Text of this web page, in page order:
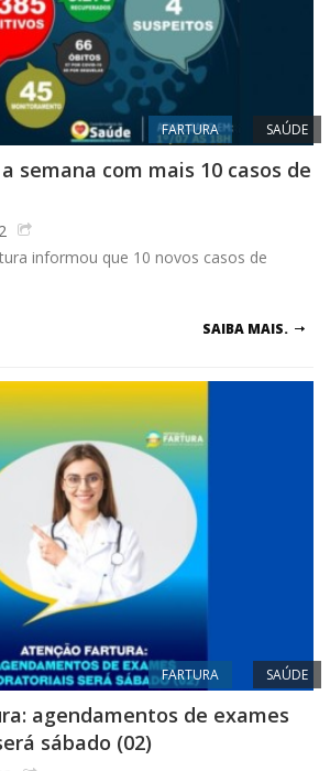
FARTURA SAÚDE
semana com mais 10 casos de
informou que 10 novos casos de
SAIBA MAIS.
FARTURA SAÚDE
agendamentos de exames
sábado (02)